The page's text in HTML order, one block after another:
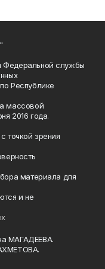
Федеральной службы
Республике
массовой
2016 года.
точкой зрения
материала для
и не
МАГАДЕЕВА.